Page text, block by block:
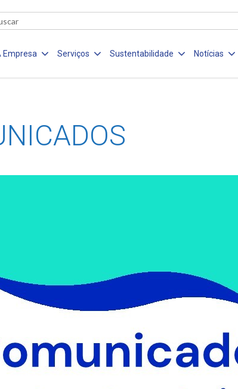
Empresa Serviços Sustentabilidade Notícias